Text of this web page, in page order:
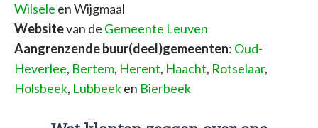
Wilsele en Wijgmaal
Websitevan de Gemeente Leuven
Aangrenzende buur(deel)gemeenten: Oud-
Heverlee, Bertem, Herent, Haacht, Rotselaar,
Holsbeek, Lubbeeken Bierbeek